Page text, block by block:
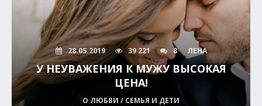
28.05.2019 39 221 8 ЛЕНА
У НЕУВАЖЕНИЯ К МУЖУ ВЫСОКАЯ
ЦЕНА!
О ЛЮБВИ / СЕМЬЯ И ДЕТИ